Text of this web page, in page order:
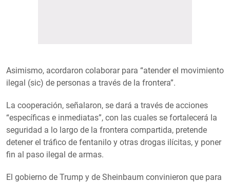
Asimismo, acordaron colaborar para “atender el movimiento
ilegal (sic) de personas a través de la frontera”.
La cooperación, señalaron, se dará a través de acciones
“específicas e inmediatas”, con las cuales se fortalecerá la
seguridad a lo largo de la frontera compartida, pretende
detener el tráfico de fentanilo y otras drogas ilícitas, y poner
fin al paso ilegal de armas.
El gobierno de Trump y de Sheinbaum convinieron que para